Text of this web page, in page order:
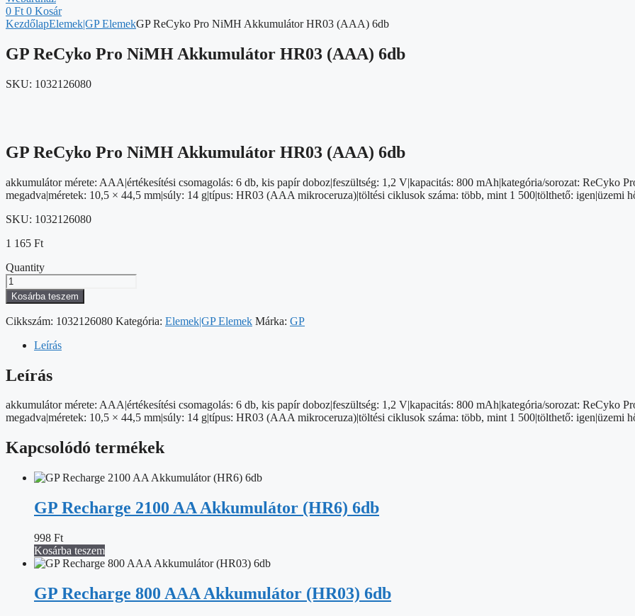
0 Ft 0 Kosár
KezdőlapElemek|GP ElemekGP ReCyko Pro NiMH Akkumulátor HR03 (AAA) 6db
GP ReCyko Pro NiMH Akkumulátor HR03 (AAA) 6db
SKU: 1032126080
GP ReCyko Pro NiMH Akkumulátor HR03 (AAA) 6db
akkumulátor mérete: AAA|értékesítési csomagolás: 6 db, kis papír doboz|feszültség: 1,2 V|kapacitás: 800 mAh|kategória/sorozat: ReCyko
megadva|méretek: 10,5 × 44,5 mm|súly: 14 g|típus: HR03 (AAA mikroceruza)|töltési ciklusok száma: több, mint 1 500|tölthető: igen|üzemi
SKU: 1032126080
1 165 Ft
Quantity
GP
ReCyko
Pro
NiMH
HR03
6db
mennyiség
Kosárba teszem
Cikkszám: 1032126080 Kategória: Elemek|GP Elemek Márka: GP
Leírás
Leírás
akkumulátor mérete: AAA|értékesítési csomagolás: 6 db, kis papír doboz|feszültség: 1,2 V|kapacitás: 800 mAh|kategória/sorozat: ReCyko
megadva|méretek: 10,5 × 44,5 mm|súly: 14 g|típus: HR03 (AAA mikroceruza)|töltési ciklusok száma: több, mint 1 500|tölthető: igen|üzemi
Kapcsolódó termékek
GP Recharge 2100 AA Akkumulátor (HR6) 6db
998 Ft
Kosárba teszem
GP Recharge 800 AAA Akkumulátor (HR03) 6db